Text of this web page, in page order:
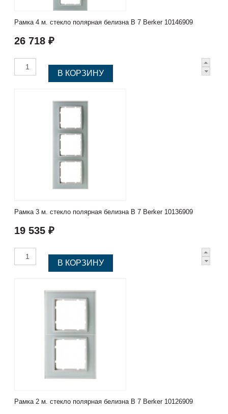
Рамка 4 м. стекло полярная белизна B 7 Berker 10146909
26 718 ₽
Рамка 3 м. стекло полярная белизна B 7 Berker 10136909
19 535 ₽
Рамка 2 м. стекло полярная белизна B 7 Berker 10126909